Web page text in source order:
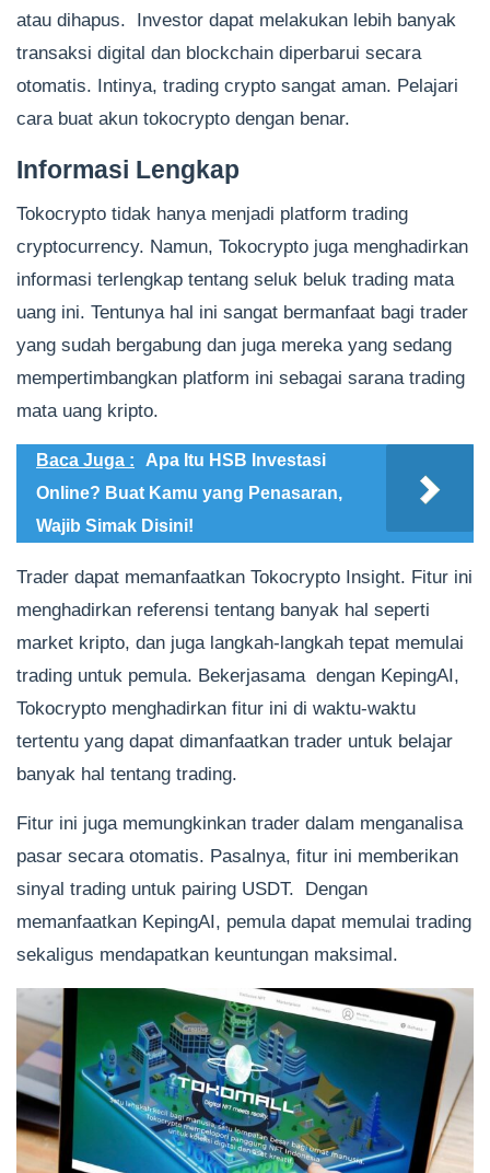
atau dihapus. Investor dapat melakukan lebih banyak
transaksi digital dan blockchain diperbarui secara
otomatis. Intinya, trading crypto sangat aman. Pelajari
cara buat akun tokocrypto dengan benar.
Informasi Lengkap
Tokocrypto tidak hanya menjadi platform trading
cryptocurrency. Namun, Tokocrypto juga menghadirkan
informasi terlengkap tentang seluk beluk trading mata
uang ini. Tentunya hal ini sangat bermanfaat bagi trader
yang sudah bergabung dan juga mereka yang sedang
mempertimbangkan platform ini sebagai sarana trading
mata uang kripto.
Baca Juga :
Apa Itu HSB Investasi
Online? Buat Kamu yang Penasaran,
Wajib Simak Disini!
Trader dapat memanfaatkan Tokocrypto Insight. Fitur ini
menghadirkan referensi tentang banyak hal seperti
market kripto, dan juga langkah-langkah tepat memulai
trading untuk pemula. Bekerjasama dengan KepingAI,
Tokocrypto menghadirkan fitur ini di waktu-waktu
tertentu yang dapat dimanfaatkan trader untuk belajar
banyak hal tentang trading.
Fitur ini juga memungkinkan trader dalam menganalisa
pasar secara otomatis. Pasalnya, fitur ini memberikan
sinyal trading untuk pairing USDT. Dengan
memanfaatkan KepingAI, pemula dapat memulai trading
sekaligus mendapatkan keuntungan maksimal.